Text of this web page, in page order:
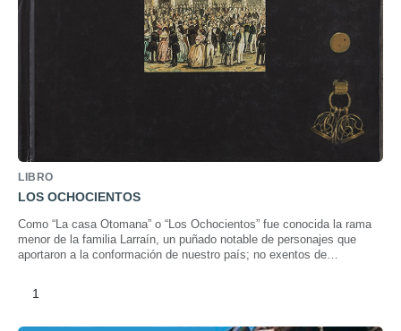
LIBRO
LOS OCHOCIENTOS
Como “La casa Otomana” o “Los Ochocientos” fue conocida la rama
menor de la familia Larraín, un puñado notable de personajes que
aportaron a la conformación de nuestro país; no exentos de
1